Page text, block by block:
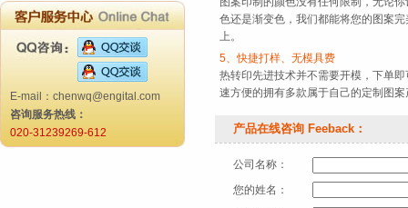
E-mail：chenwq@engital.com
咨询服务热线：
020-31239269-612
色还是渐变色，我们都能将您的图案
上。
5、快捷打样、无模具费
热转印先进技术并不需要开模，下单
速方便的拥有多款属于自己的定制图案
产品在线咨询 Feeback：
公司名称：
您的姓名：